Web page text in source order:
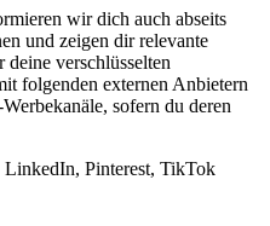
wir dich auch abseits
und zeigen dir relevante
verschlüsselten
folgenden externen Anbietern
sofern du deren
Pinterest, TikTok